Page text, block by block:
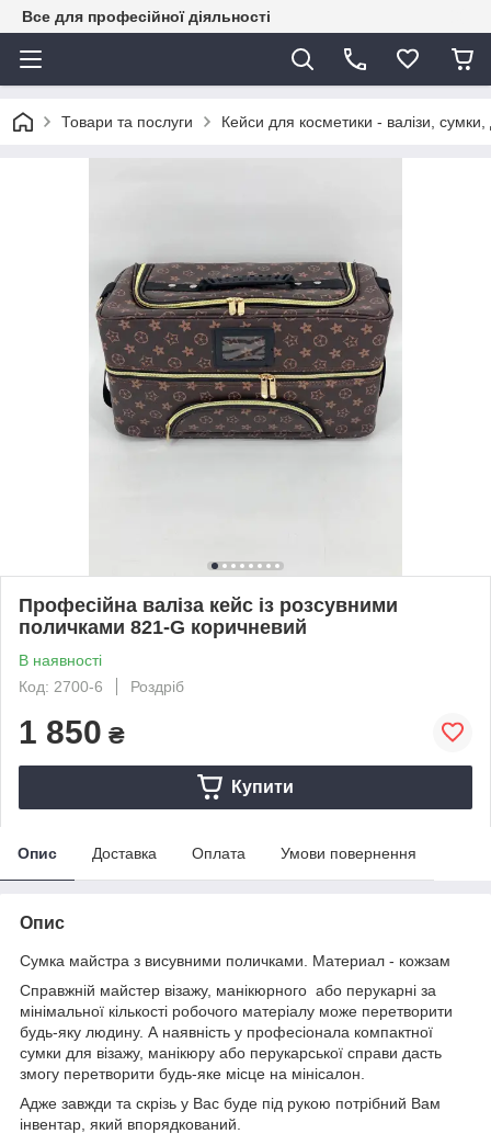
Все для професійної діяльності
Товари та послуги Кейси для косметики - валізи, сумки,
Професійна валіза кейс із розсувними
поличками 821-G коричневий
В наявності
Код: 2700-6
Роздріб
1 850 ₴
Купити
Опис Доставка Оплата Умови повернення
Опис
Сумка майстра з висувними поличками. Материал - кожзам
Справжній майстер візажу, манікюрного або перукарні за
мінімальної кількості робочого матеріалу може перетворити
будь-яку людину. А наявність у професіонала компактної
сумки для візажу, манікюру або перукарської справи дасть
змогу перетворити будь-яке місце на мінісалон.
Адже завжди та скрізь у Вас буде під рукою потрібний Вам
інвентар, який впорядкований.